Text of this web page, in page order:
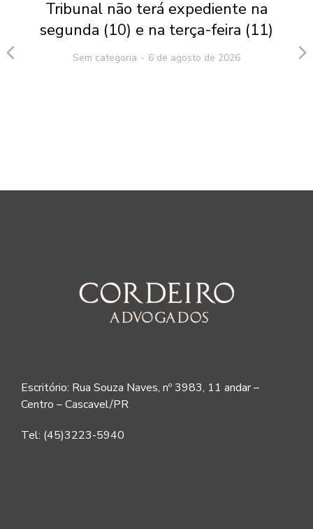
Tribunal não terá expediente na
segunda (10) e na terça-feira (11)
Sem categoria 6 de agosto de 2026
Escritório: Rua Souza Naves, nº 3983, 11 andar –
Centro – Cascavel/PR
Tel: (45)3223-5940